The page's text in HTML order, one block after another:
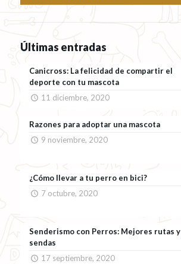
Últimas entradas
Canicross: La felicidad de compartir el
deporte con tu mascota
11 diciembre, 2020
Razones para adoptar una mascota
9 noviembre, 2020
¿Cómo llevar a tu perro en bici?
7 octubre, 2020
Senderismo con Perros: Mejores rutas y
sendas
17 septiembre, 2020